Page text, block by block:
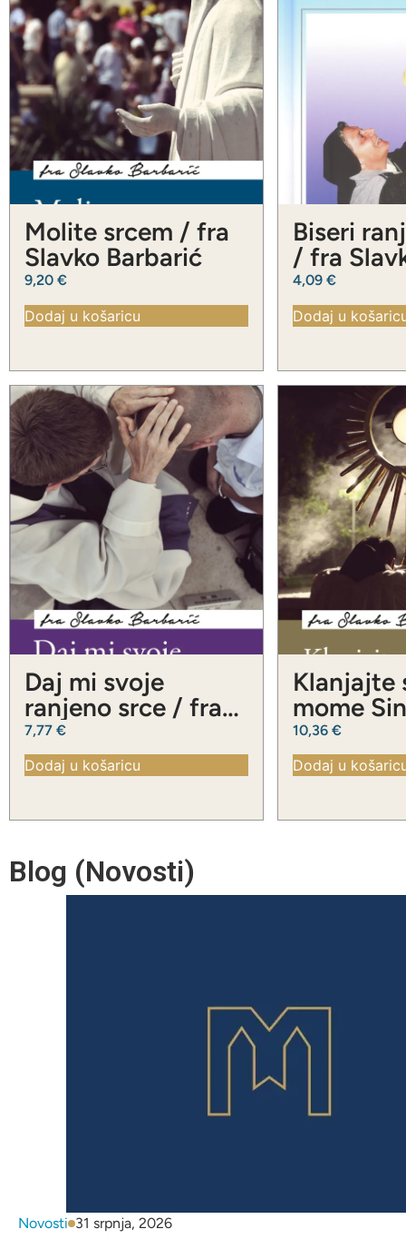
Molite srcem / fra
Slavko Barbarić
9,20 €
Dodaj u košaricu
Biseri
/ fra
Barbarić
4,09 €
Dodaj u
Daj mi svoje
ranjeno srce / fra
Slavko Barbarić
7,77 €
Dodaj u košaricu
Klanjajte
mome
Slavko
10,36 €
Dodaj u
Blog (Novosti)
Novosti 31 srpnja, 2026